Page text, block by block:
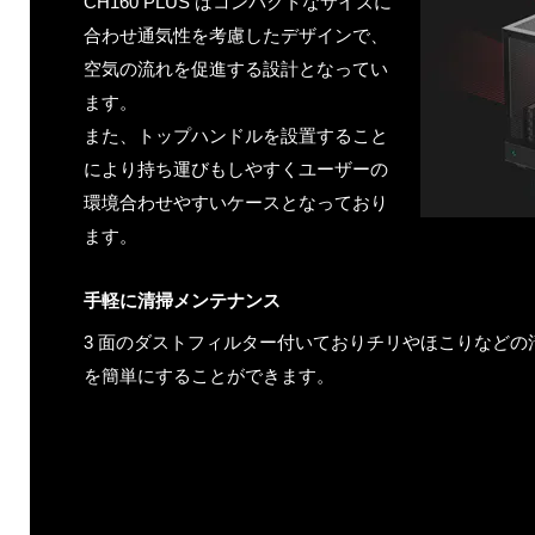
合わせ通気性を考慮したデザインで、
空気の流れを促進する設計となってい
ます。
また、トップハンドルを設置すること
により持ち運びもしやすくユーザーの
環境合わせやすいケースとなっており
ます。
手軽に清掃メンテナンス
3 面のダストフィルター付いておりチリやほこりなどの
を簡単にすることができます。